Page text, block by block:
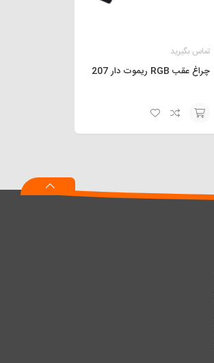
تماس بگیرید
چراغ عقب RGB ریموت دار 207
افزودن